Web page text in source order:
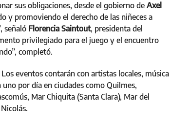
sus obligaciones, desde el gobierno deAxel
y promoviendo el derecho de las niñeces a
señaló Florencia Saintout, presidenta del
privilegiado para el juego y el encuentro
completó.
eventos contarán con artistas locales, música
por día en ciudades como Quilmes,
Mar Chiquita (Santa Clara), Mar del